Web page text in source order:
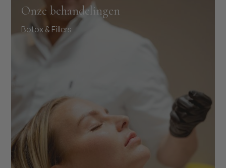
Onze behandelingen
Botox & Fillers